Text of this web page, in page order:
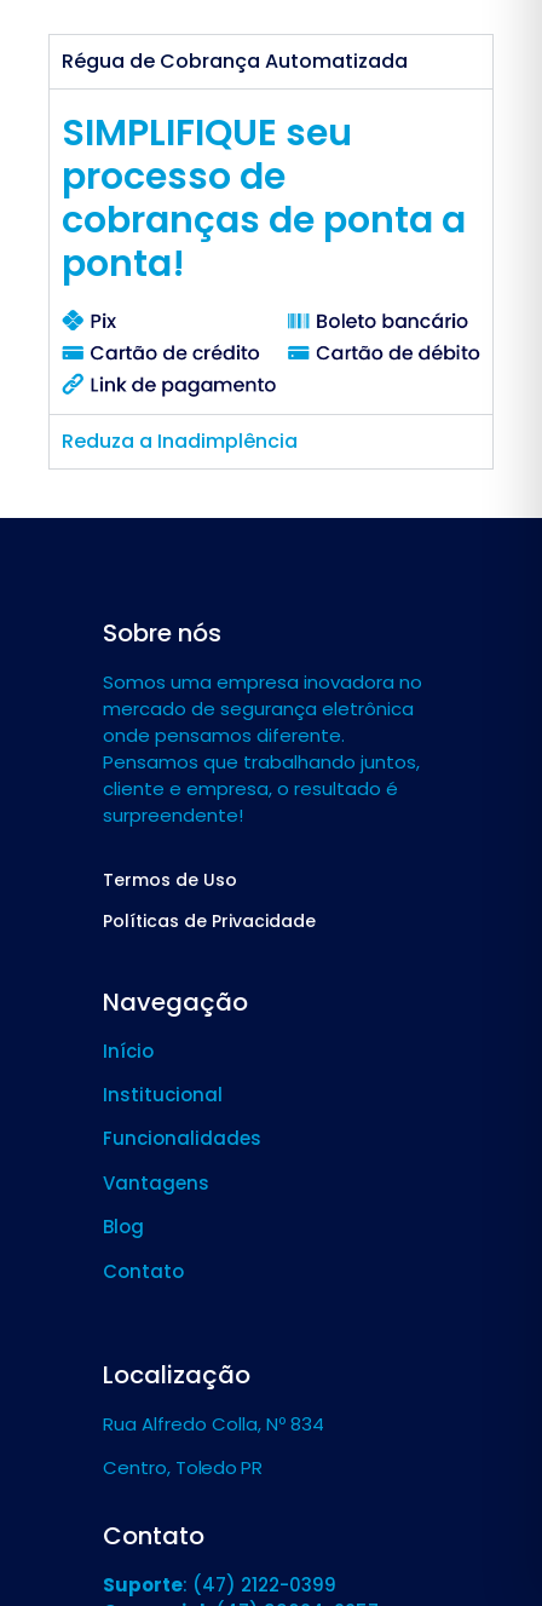
Régua de Cobrança Automatizada
SIMPLIFIQUE seu
processo de
cobranças de ponta a
ponta!
Reduza a Inadimplência
Sobre nós
Somos uma empresa inovadora no
mercado de segurança eletrônica
onde pensamos diferente.
Pensamos que trabalhando juntos,
cliente e empresa, o resultado é
surpreendente!
Termos de Uso
Políticas de Privacidade
Navegação
Início
Institucional
Funcionalidades
Vantagens
Blog
Contato
Localização
Rua Alfredo Colla, Nº 834
Centro, Toledo PR
Contato
Suporte: (47) 2122-0399